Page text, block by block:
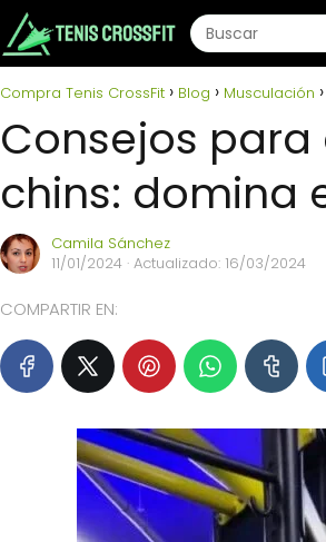
Compra Tenis CrossFit Blog Musculación
Consejos
chins: domina
Camila Sánchez
11/01/2024 · Actualizado: 16/03/2024
COMPARTIR EN: